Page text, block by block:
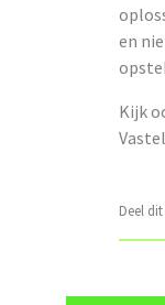
en
Kijk
Deel